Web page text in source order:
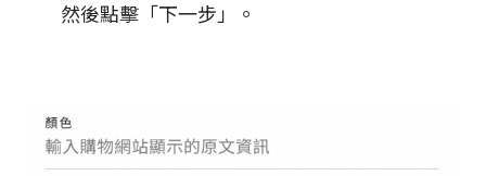
然後點擊「下一步」。